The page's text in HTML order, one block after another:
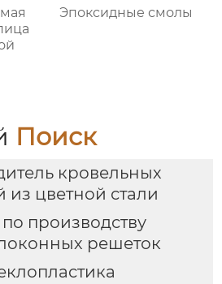
Эпоксидные смолы
Поиск
кровельных
из цветной стали
производству
решеток